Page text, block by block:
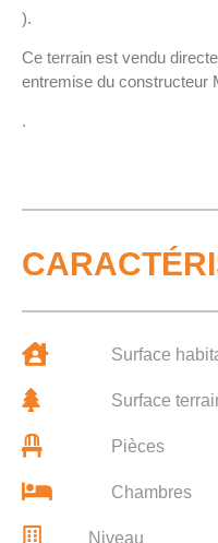
).
Ce terrain est vendu
entremise du constructeur
.
Surface
Surface
Pièces
Chambres
Niveau